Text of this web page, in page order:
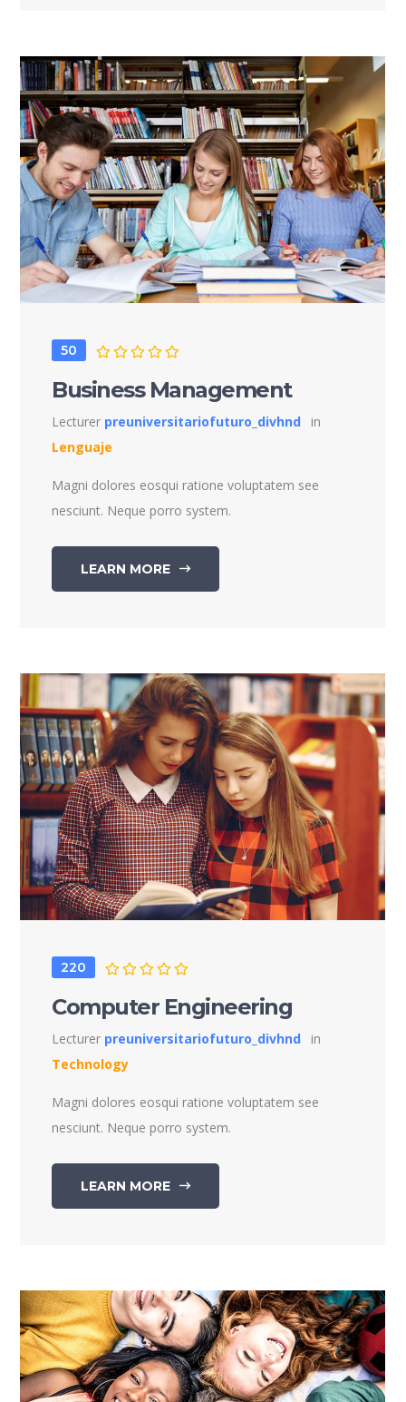
50
Business Management
Lecturer preuniversitariofuturo_divhnd
in
Lenguaje
Magni dolores eosqui ratione voluptatem see
nesciunt. Neque porro system.
LEARN MORE
220
Computer Engineering
Lecturer preuniversitariofuturo_divhnd
in
Technology
Magni dolores eosqui ratione voluptatem see
nesciunt. Neque porro system.
LEARN MORE